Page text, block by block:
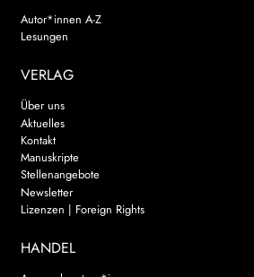
Autor*innen A-Z
Lesungen
VERLAG
Über uns
Aktuelles
Kontakt
Manuskripte
Stellenangebote
Newsletter
Lizenzen | Foreign Rights
HANDEL